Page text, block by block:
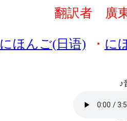
翻訳者 廣
にほんご(日语)・ に
♪